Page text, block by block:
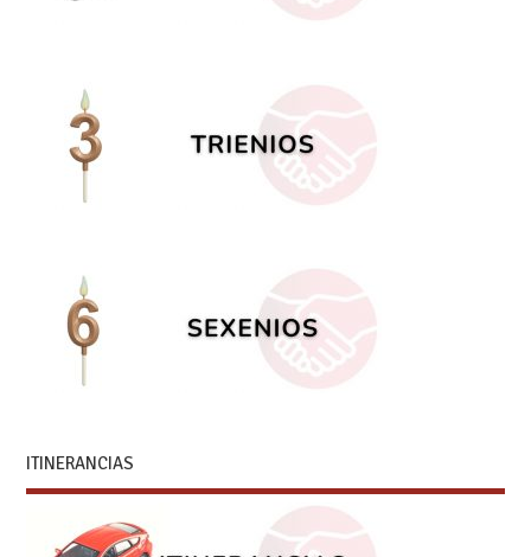
ITINERANCIAS